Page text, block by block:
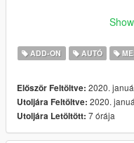
Model From:GTASA(Free
Converted to GTA5 and
Использование на
лс группы: https://
ADD-ON AUTÓ
Először Feltöltve: 2020.
Utoljára Feltöltve: 2020.
Utoljára Letöltött: 7 órája